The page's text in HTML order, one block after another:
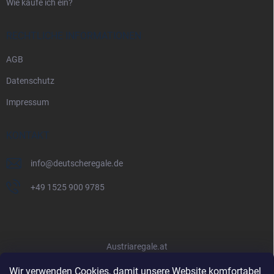
Wir verwenden Cookies, damit unsere Website komfortabel
Wie kaufe ich ein?
RECHTLICHE INFORMATIONEN
AGB
Datenschutz
Impressum
KONTAKT
info@deutscheregale.de
+49 1525 900 9785
Austriaregale.at